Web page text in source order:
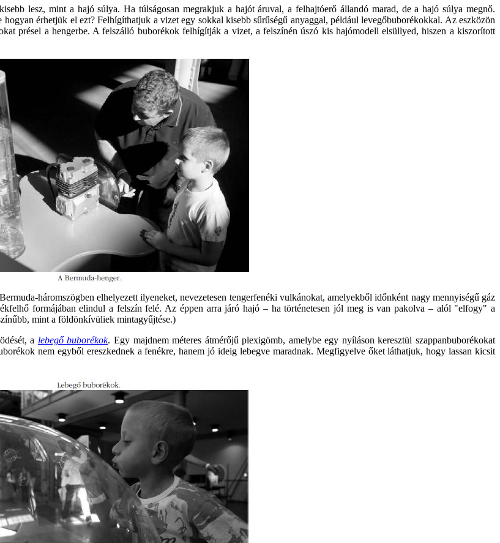
lesz, mint a hajó súlya. Ha túlságosan megrakjuk a hajót áruval, a felhajtóerő állandó marad, de a hajó súlya megnő.
érhetjük el ezt? Felhígíthatjuk a vizet egy sokkal kisebb sűrűségű anyaggal, például levegőbuborékokkal. Az eszközön
présel a hengerbe. A felszálló buborékok felhígítják a vizet, a felszínén úszó kis hajómodell elsüllyed, hiszen a kiszorított
háromszögben elhelyezett ilyeneket, nevezetesen tengerfenéki vulkánokat, amelyekből időnként nagy mennyiségű gáz
formájában elindul a felszín felé. Az éppen arra járó hajó – ha történetesen jól meg is van pakolva – alól "elfogy" a
mint a földönkívüliek mintagyűjtése.)
a lebegő buborékok. Egy majdnem méteres átmérőjű plexigömb, amelybe egy nyíláson keresztül szappanbuborékokat
nem egyből ereszkednek a fenékre, hanem jó ideig lebegve maradnak. Megfigyelve őket láthatjuk, hogy lassan kicsit